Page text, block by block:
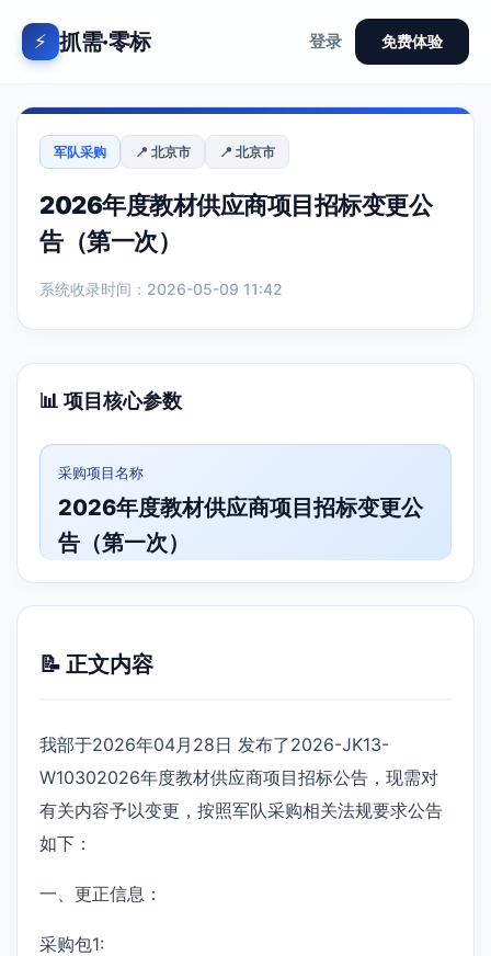
⚡ 抓需·零标 登录 免费体验
军队采购 📍 北京市 📍 北京市
2026年度教材供应商项目招标变更公
告（第一次）
系统收录时间：2026-05-09 11:42
📊 项目核心参数
采购项目名称
2026年度教材供应商项目招标变更公
告（第一次）
📝 正文内容
我部于2026年04月28日 发布了2026-JK13-
W10302026年度教材供应商项目招标公告，现需对
有关内容予以变更，按照军队采购相关法规要求公告
如下：
一、更正信息：
采购包1: